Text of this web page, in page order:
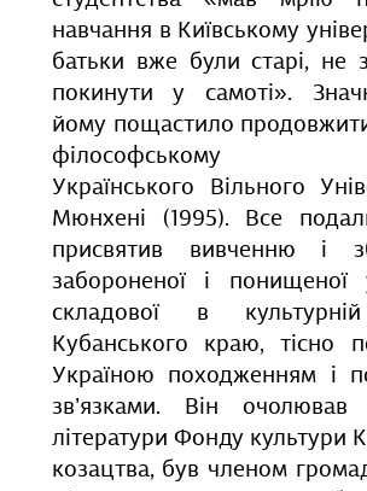
навчання в Київському
батьки вже були старі, не
покинути у самоті».
йому пощастило
філософському
Українського Вільного
Мюнхені (1995). Все
присвятив вивченню і
забороненої і понищеної
складової в
Кубанського краю, тісно
Україною походженням і
зв’язками. Він очолював
літератури Фонду культури
козацтва, був членом